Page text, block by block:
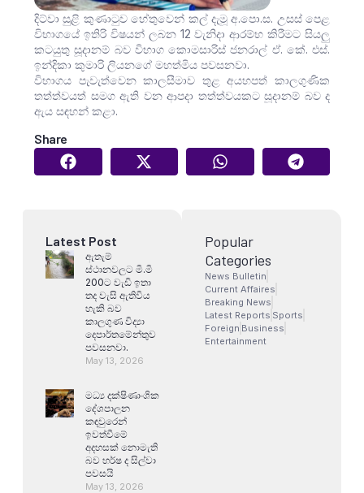
දිට්වා සුළි කුණාටුව හේතුවෙන් කල් දැමූ අ.පො.ස. උසස් පෙළ
විභාගයේ ඉතිරි විෂයන් ලබන 12 වැනිදා ආරම්භ කිරීමට සියලු
කටයුතු සූදානම් බව විභාග කොමසාරිස් ජනරාල් ඒ. කේ. එස්.
ඉන්දිකා කුමාරි ලියනගේ මහත්මිය පවසනවා.
විභාගය පැවැත්වෙන කාලසීමාව තුළ අයහපත් කාලගුණික
තත්ත්වයත් සමග ඇති වන ආපදා තත්ත්වයකට සූදානම් බව ද
ඇය සඳහන් කළා.
Share
Latest Post
ඇතැම්
ස්ථානවලට මි.මි
200ට වැඩි ඉතා
තද වැසි ඇතිවිය
හැකි බව
කාලගුණ විද්‍යා
දෙපාර්තමේන්තුව
පවසනවා.
May 13, 2026
මධ්‍ය දක්ෂිණාංශික
දේශපාලන
කඳවුරෙන්
ඉවත්වීමේ
අදහසක් නොමැති
බව හර්ෂ ද සිල්වා
පවසයි
May 13, 2026
Popular
Categories
News Bulletin
Current Affaires
Breaking News
Latest Reports Sports
Foreign Business
Entertainment